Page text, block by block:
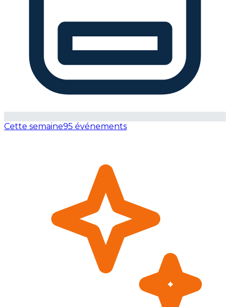
Cette semaine95 événements